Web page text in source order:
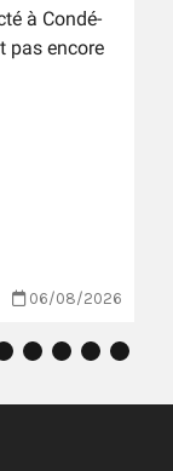
à Condé-
pas encore
06/08/2026